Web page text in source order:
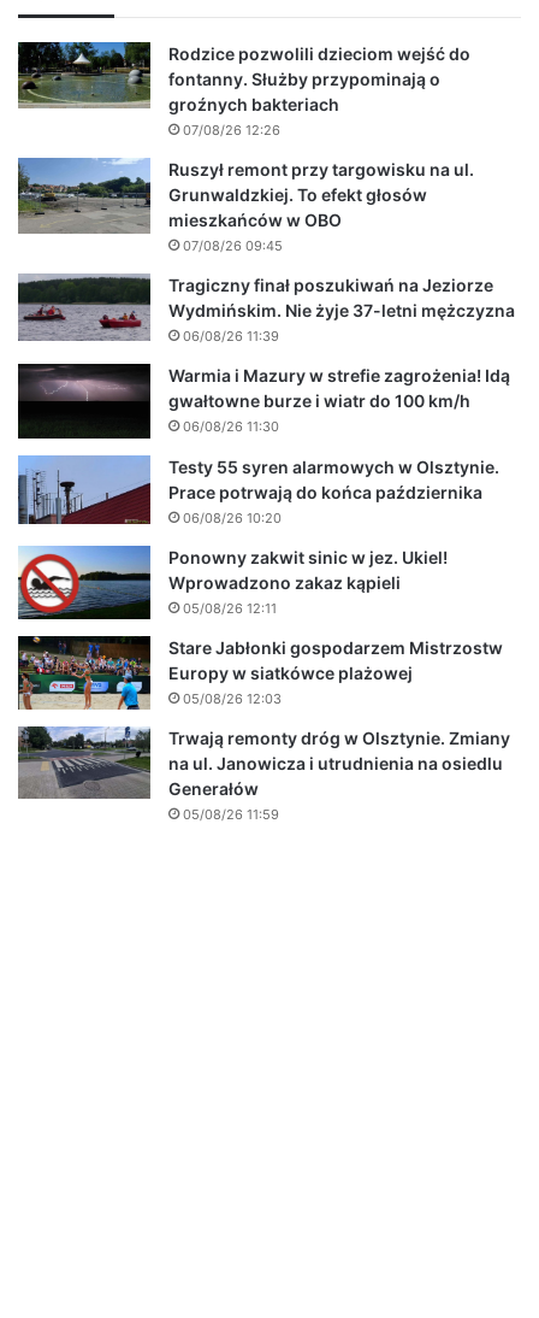
Rodzice pozwolili dzieciom wejść do
fontanny. Służby przypominają o
groźnych bakteriach
07/08/26 12:26
Ruszył remont przy targowisku na ul.
Grunwaldzkiej. To efekt głosów
mieszkańców w OBO
07/08/26 09:45
Tragiczny finał poszukiwań na Jeziorze
Wydmińskim. Nie żyje 37-letni mężczyzna
06/08/26 11:39
Warmia i Mazury w strefie zagrożenia! Idą
gwałtowne burze i wiatr do 100 km/h
06/08/26 11:30
Testy 55 syren alarmowych w Olsztynie.
Prace potrwają do końca października
06/08/26 10:20
Ponowny zakwit sinic w jez. Ukiel!
Wprowadzono zakaz kąpieli
05/08/26 12:11
Stare Jabłonki gospodarzem Mistrzostw
Europy w siatkówce plażowej
05/08/26 12:03
Trwają remonty dróg w Olsztynie. Zmiany
na ul. Janowicza i utrudnienia na osiedlu
Generałów
05/08/26 11:59